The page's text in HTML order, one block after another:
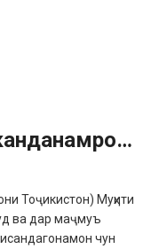
Тоҷикистон) Муҳити
ва дар маҷмуъ
чун